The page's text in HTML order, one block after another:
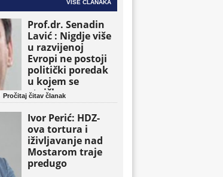
VIŠE ČLANAKA
Prof.dr. Senadin
Lavić : Nigdje više
u razvijenoj
Evropi ne postoji
politički poredak
u kojem se
etničke grupe
pojavljuju kao
osnovne političke
jedinice
Pročitaj čitav članak
Ivor Perić: HDZ-
ova tortura i
iživljavanje nad
Mostarom traje
predugo